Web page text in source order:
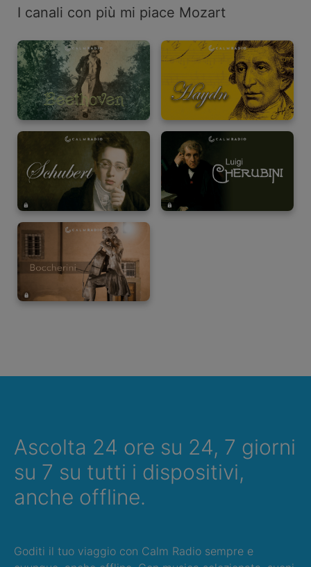
I canali con più mi piace Mozart
Ascolta 24 ore su 24, 7 giorni
su 7 su tutti i dispositivi,
anche offline.
Goditi il tuo viaggio con Calm Radio sempre e